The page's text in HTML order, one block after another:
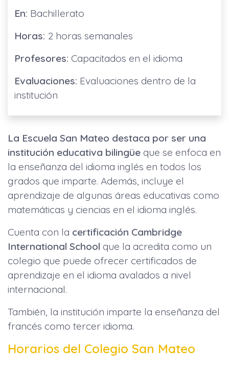
En: Bachillerato
Horas: 2 horas semanales
Profesores: Capacitados en el idioma
Evaluaciones: Evaluaciones dentro de la
institución
La Escuela San Mateo destaca por ser una
institución educativa bilingüe que se enfoca en
la enseñanza del idioma inglés en todos los
grados que imparte. Además, incluye el
aprendizaje de algunas áreas educativas como
matemáticas y ciencias en el idioma inglés.
Cuenta con la certificación Cambridge
International School que la acredita como un
colegio que puede ofrecer certificados de
aprendizaje en el idioma avalados a nivel
internacional.
También, la institución imparte la enseñanza del
francés como tercer idioma.
Horarios del Colegio San Mateo